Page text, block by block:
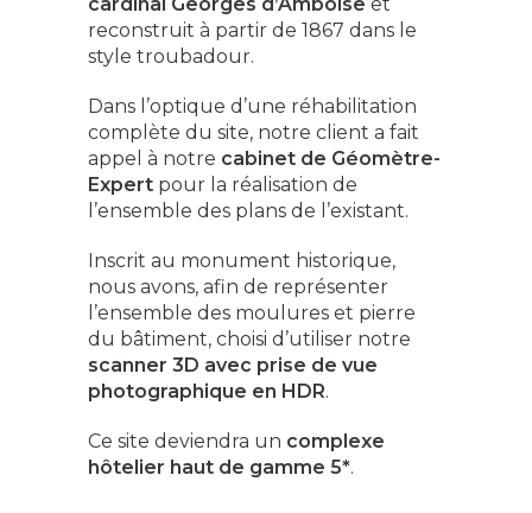
reconstruit à partir de 1867 dans le
style troubadour.
Dans l’optique d’une réhabilitation
complète du site, notre client a fait
appel à notre cabinet de Géomètre-
Expert pour la réalisation de
l’ensemble des plans de l’existant.
Inscrit au monument historique,
nous avons, afin de représenter
l’ensemble des moulures et pierre
du bâtiment, choisi d’utiliser notre
scanner 3D avec prise de vue
photographique en HDR.
Ce site deviendra un complexe
hôtelier haut de gamme 5*.